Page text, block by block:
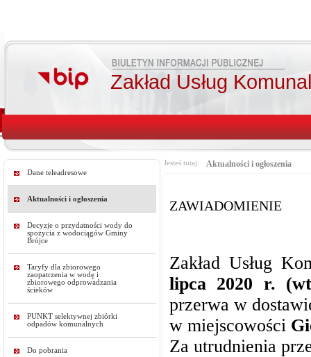
Zakład Usług
Dane teleadresowe
Aktualności i ogłoszenia
Decyzje o przydatności wody do
spożycia z wodociągów Gminy
Brójce
Taryfy dla zbiorowego
zaopatrzenia w wodę i
zbiorowego odprowadzania
ścieków
PUNKT selektywnej zbiórki
odpadów komunalnych
Do pobrania
Jesteś tutaj: Aktualności i ogłoszenia
ZAWIADOMIENIE
Zakład Usług
lipca 2020 r.
przerwa w
w miejscowości
Za utrudnienia